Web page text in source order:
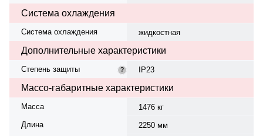
Система охлаждения
Система охлаждения жидкостная
Дополнительные характеристики
Степень защиты ? IP23
Массо-габаритные характеристики
Масса
1476 кг
Длина
2250 мм